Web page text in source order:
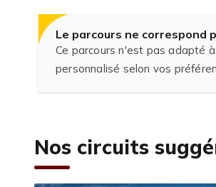
Le parcours ne correspond
Ce parcours n'est pas adapté
personnalisé selon vos
Nos circuits